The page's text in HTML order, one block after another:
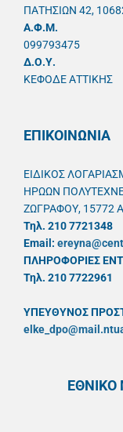
ΠΑΤΗΣΙΩΝ 42,
A.Φ.Μ.
099793475
Δ.Ο.Υ.
ΚΕΦΟΔΕ ΑΤΤΙΚΗΣ
ΕΠΙΚΟΙΝΩΝΙΑ
ΕΙΔΙΚΟΣ
ΗΡΩΩΝ
ΖΩΓΡΑΦΟΥ, 15772
Τηλ. 210 7721348
Email:
ΠΛΗΡΟΦΟΡΙΕΣ
Τηλ. 210 7722961
ΥΠΕΥΘYΝΟΣ
ΕΘΝΙΚΟ